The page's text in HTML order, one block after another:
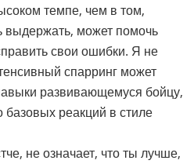
темпе, чем в том,
может помочь
свои ошибки. Я не
спарринг может
развивающемуся бойцу,
базовых реакций в стиле
не означает, что ты лучше,